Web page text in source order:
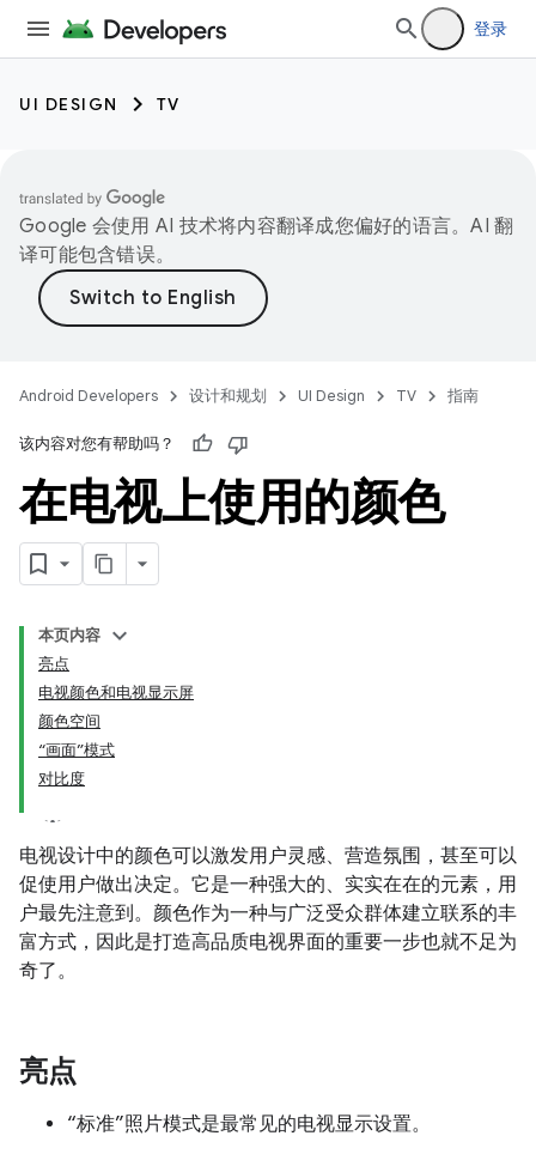
登录
UI DESIGN TV
Google 会使用 AI 技术将内容翻译成您偏好的语言。AI 翻
译可能包含错误。
Android Developers 设计和规划 UI Design TV 指南
该内容对您有帮助吗？
在电视上使用的颜色
本页内容
亮点
电视颜色和电视显示屏
颜色空间
“画面”模式
对比度
电视设计中的颜色可以激发用户灵感、营造氛围，甚至可以
促使用户做出决定。它是一种强大的、实实在在的元素，用
户最先注意到。颜色作为一种与广泛受众群体建立联系的丰
富方式，因此是打造高品质电视界面的重要一步也就不足为
奇了。
亮点
“标准”照片模式是最常见的电视显示设置。